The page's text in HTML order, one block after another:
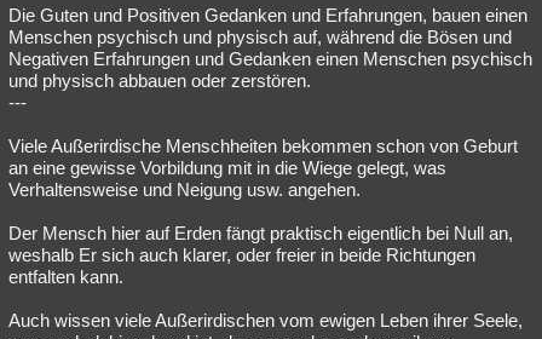
Die Guten und Positiven Gedanken und Erfahrungen, bauen einen
Menschen psychisch und physisch auf, während die Bösen und
Negativen Erfahrungen und Gedanken einen Menschen psychisch
und physisch abbauen oder zerstören.
---
Viele Außerirdische Menschheiten bekommen schon von Geburt
an eine gewisse Vorbildung mit in die Wiege gelegt, was
Verhaltensweise und Neigung usw. angehen.
Der Mensch hier auf Erden fängt praktisch eigentlich bei Null an,
weshalb Er sich auch klarer, oder freier in beide Richtungen
entfalten kann.
Auch wissen viele Außerirdischen vom ewigen Leben ihrer Seele,